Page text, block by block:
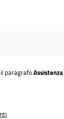
paragrafoAssistenza